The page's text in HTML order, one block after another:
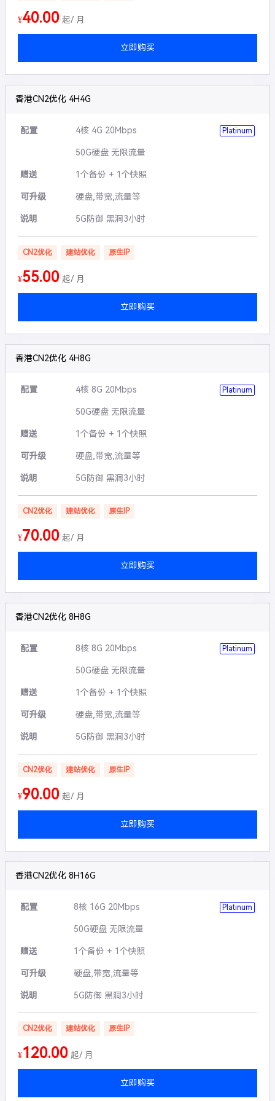
¥40.00 起/ 月
立即购买
香港CN2优化 4H4G
配置 4核 4G 20Mbps Platinum
50G硬盘 无限流量
赠送 1个备份 + 1个快照
可升级 硬盘,带宽,流量等
说明 5G防御 黑洞3小时
CN2优化 建站优化 原生IP
¥55.00 起/ 月
立即购买
香港CN2优化 4H8G
配置 4核 8G 20Mbps Platinum
50G硬盘 无限流量
赠送 1个备份 + 1个快照
可升级 硬盘,带宽,流量等
说明 5G防御 黑洞3小时
CN2优化 建站优化 原生IP
¥70.00 起/ 月
立即购买
香港CN2优化 8H8G
配置 8核 8G 20Mbps Platinum
50G硬盘 无限流量
赠送 1个备份 + 1个快照
可升级 硬盘,带宽,流量等
说明 5G防御 黑洞3小时
CN2优化 建站优化 原生IP
¥90.00 起/ 月
立即购买
香港CN2优化 8H16G
配置 8核 16G 20Mbps Platinum
50G硬盘 无限流量
赠送 1个备份 + 1个快照
可升级 硬盘,带宽,流量等
说明 5G防御 黑洞3小时
CN2优化 建站优化 原生IP
¥120.00 起/ 月
立即购买